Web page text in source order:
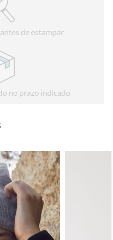
de estampar
no prazo indicado